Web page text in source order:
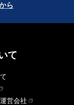
ら
て
運営会社